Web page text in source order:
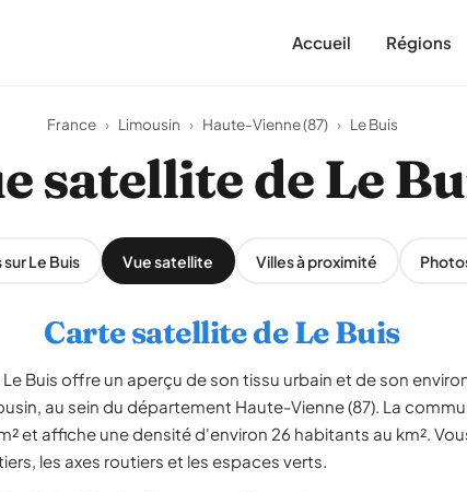
Accueil Régions
France › Limousin › Haute-Vienne (87) › Le Buis
satellite de Le
sur Le Buis Vue satellite Villes à proximité
Carte satellite de Le Buis
Buis offre un aperçu de son tissu urbain et de son
au sein du département Haute-Vienne (87). La
et affiche une densité d'environ 26 habitants au km².
les axes routiers et les espaces verts.